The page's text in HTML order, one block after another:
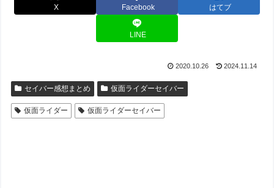
X Facebook はてブ
LINE
2020.10.26 2024.11.14
セイバー感想まとめ 仮面ライダーセイバー
仮面ライダー 仮面ライダーセイバー